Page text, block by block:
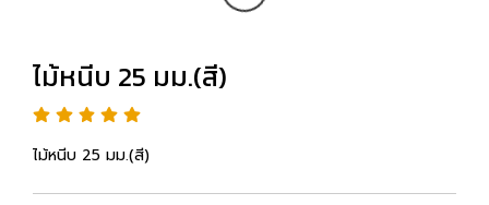
ไม้หนีบ 25 มม.(สี)
ไม้หนีบ 25 มม.(สี)